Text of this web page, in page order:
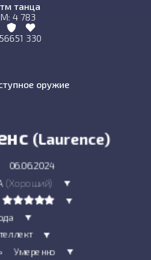
танца
4 783
6651 330
оружие
(Laurence)
06.06.2024
(Хороший)
Умеренно